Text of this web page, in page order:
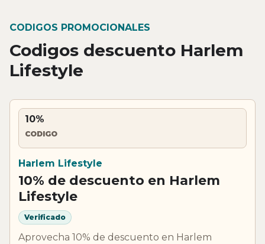
CODIGOS PROMOCIONALES
Codigos descuento Harlem
Lifestyle
10%
CODIGO
Harlem Lifestyle
10% de descuento en Harlem
Lifestyle
Verificado
Aprovecha 10% de descuento en Harlem